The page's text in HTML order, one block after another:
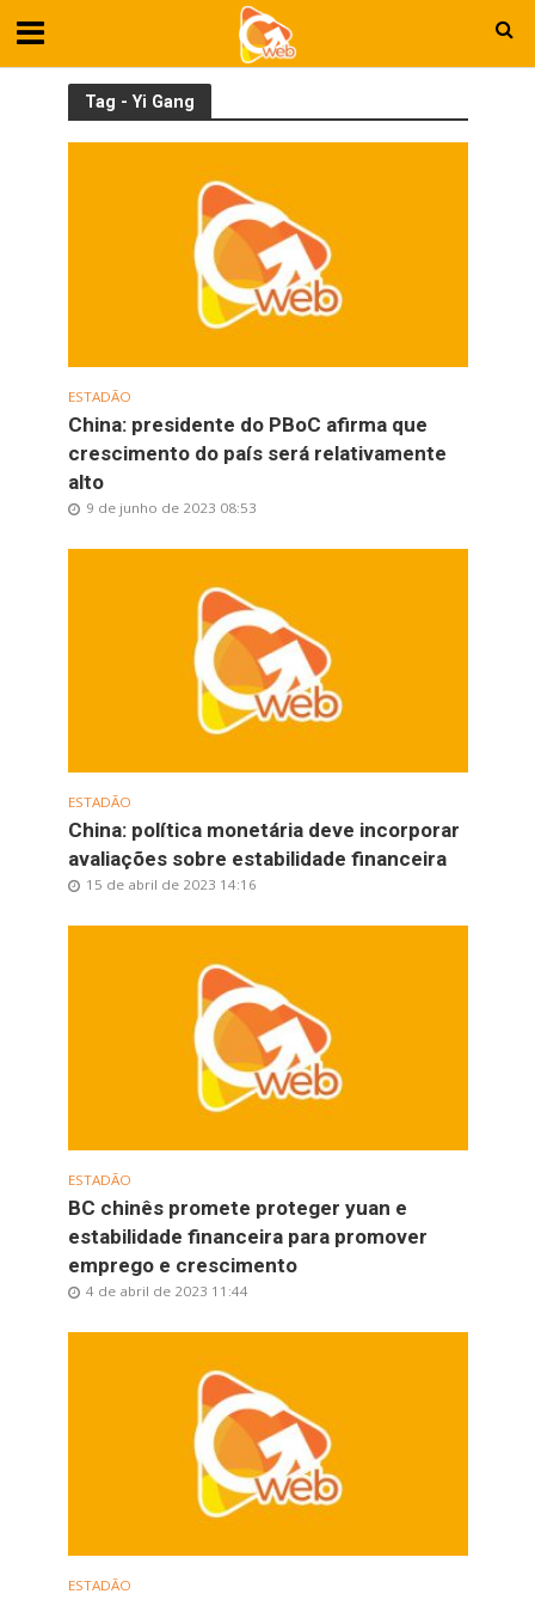
Tag - Yi Gang
ESTADÃO
China: presidente do PBoC afirma que
crescimento do país será relativamente
alto
9 de junho de 2023 08:53
ESTADÃO
China: política monetária deve incorporar
avaliações sobre estabilidade financeira
15 de abril de 2023 14:16
ESTADÃO
BC chinês promete proteger yuan e
estabilidade financeira para promover
emprego e crescimento
4 de abril de 2023 11:44
ESTADÃO